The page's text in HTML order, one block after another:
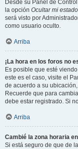
Desde su Panel de
la opción Ocultar mi
será visto por
como usuario oculto.
Arriba
¡La hora en los foros no
Es posible que esté
este es el caso, visite el
de acuerdo a su
Recuerde que para
debe estar registrado. Si
Arriba
Cambié la zona horaria
Si está seguro de que de